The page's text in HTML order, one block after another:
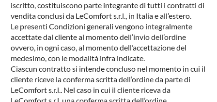
iscritto, costituiscono parte integrante di tutti i contratti di
vendita conclusi da LeComfort s.r.l., in Italia e all’estero.
Le presenti Condizioni generali vengono integralmente
accettate dal cliente al momento dell’invio dell’ordine
ovvero, in ogni caso, al momento dell’accettazione del
medesimo, con le modalità infra indicate.
Ciascun contratto si intende concluso nel momento in cui il
cliente riceve la conferma scritta dell’ordine da parte di
LeComfort s.r.l.. Nel caso in cui il cliente riceva da